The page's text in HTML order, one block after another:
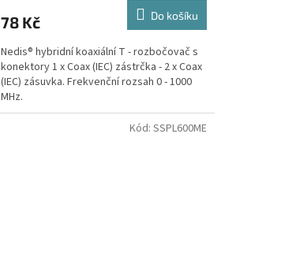
78 Kč Do košíku
Nedis® hybridní koaxiální T - rozbočovač s
konektory 1 x Coax (IEC) zástrčka - 2 x Coax
(IEC) zásuvka. Frekvenční rozsah 0 - 1000
MHz.
Kód: SSPL600ME